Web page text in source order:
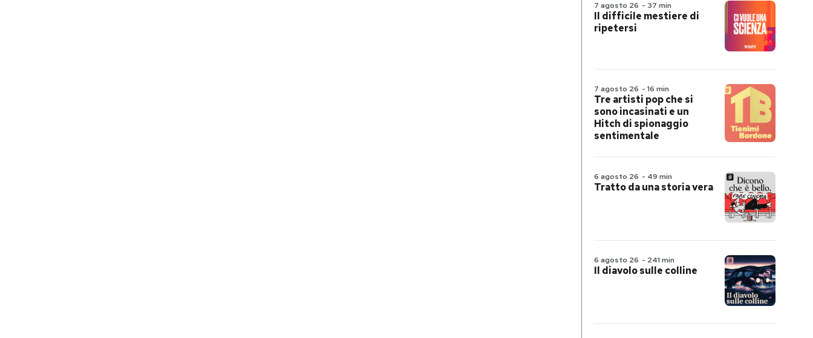
7 agosto 26 - 37 min
Il difficile mestiere di
ripetersi
7 agosto 26 - 16 min
Tre artisti pop che si
sono incasinati e un
Hitch di spionaggio
sentimentale
6 agosto 26 - 49 min
Tratto da una storia vera
6 agosto 26 - 241 min
Il diavolo sulle colline